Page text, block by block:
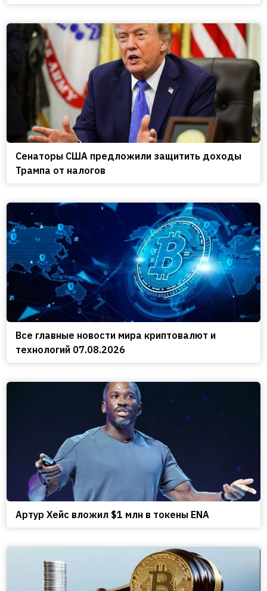
Сенаторы США предложили защитить доходы
Трампа от налогов
Все главные новости мира криптовалют и
технологий 07.08.2026
Артур Хейс вложил $1 млн в токены ENA